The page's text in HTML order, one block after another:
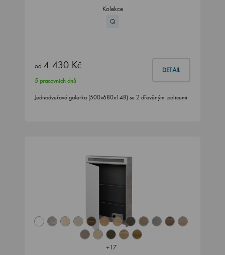
Kolekce
Q
od 4 430 Kč DETAIL
5 pracovních dnů
Jednodveřová galerka (500x680x148) se 2 dřevěnými policemi
+17